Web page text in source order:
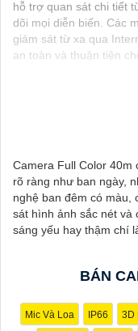
hỗ trợ quan sát chi tiết
dõi mọi diễn biến. Các
giám sát từ xa qua
an toàn và thuận tiện
ngữ cảnh của một đại
🛃 1:"Chào anh/chị! Bạn
chiết khấu hấp dẫn?
biệt và được tư vấn về
ninh của bạn!"
pháp phù hợp? Liên
nhất từ đội ngũ chuyên
"Chúng tôi cam
với chiết khấu cao
Camera Full Color 40m
rõ ràng như ban ngày,
nghệ ban đêm có màu,
sát hình ảnh sắc nét và
sáng yếu hay thậm chí
BÁN
Mic Và Loa IP66 3D